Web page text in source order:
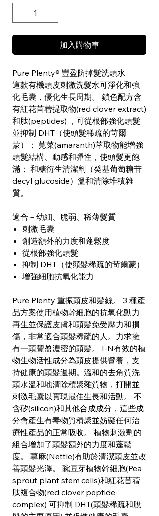
加入購物車
Pure Plenty® 豐盈防掉髮洗頭水
這款有機頭皮刺激洗髮水可淨化和強
化毛囊，優化生長周期。 鎖色配方含
有紅花苜蓿提取物(red clover extract)
和肽(peptides) ，可從根部強化頭髮
並抑制 DHT（使頭髮稀疏的苛爾
蒙）； 莧菜(amaranth)萃取物能增強
頭髮結構、動感和彈性，使頭髮更飽
滿； 和糖衍生清潔劑（癸基葡萄糖苷
decyl glucoside）溫和清除堆積雜
質。
適合－幼細、脆弱、稀薄髮質
刺激毛囊
創造額外的力度和蓬鬆度
從根部強化頭髮
抑制 DHT（使頭髮稀疏的苛爾蒙）
增強細胞抗氧化能力
Pure Plenty 重振頭皮和髮絲。 3 種產
品方案使用植物幹細胞的抗氧化動力
再生並保護皮膚和頭髮免受壓力和損
傷，非常適合頭髮稀疏的人。力求擁
有一頭豐盈濃密的頭髮。 I-N有效的植
物生物活性成分為頭皮提供營養，支
持健康的頭髮週期。溫和的去角質洗
頭水溫和地清除積聚雜質物，打開並
刺激毛囊以實現最佳生長和活動。 不
含矽(silicon)和其他合成成分，這些成
分會產生有毒物質積聚並妨礙任何治
療性產品的正常吸收。 植物刺激劑的
組合增加了頭髮額外的力度和蓬鬆
度。 蕁麻(Nettle)有助於清潔頭皮並改
善頭髮光澤。 豌豆芽植物幹細胞(Pea
sprout plant stem cells)和紅花苜蓿
肽複合物(red clover peptide
complex) 可抑制 DHT(頭髮稀疏和脫